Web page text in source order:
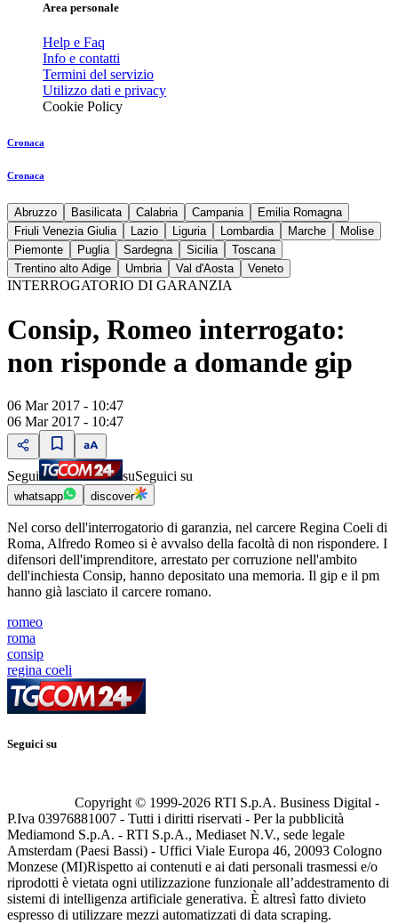
Area personale
Help e Faq
Info e contatti
Termini del servizio
Utilizzo dati e privacy
Cookie Policy
Cronaca
Cronaca
Abruzzo Basilicata Calabria Campania
Emilia Romagna
Friuli Venezia Giulia
Lazio Liguria Lombardia Marche
Molise
Piemonte
Puglia Sardegna Sicilia
Toscana
Trentino alto Adige
Umbria Val d'Aosta Veneto
INTERROGATORIO DI GARANZIA
Consip, Romeo interrogato:
non risponde a domande gip
06 Mar 2017 - 10:47
06 Mar 2017 - 10:47
Segui suSeguici su
whatsapp discover
Nel corso dell'interrogatorio di garanzia, nel carcere Regina Coeli di
Roma, Alfredo Romeo si è avvalso della facoltà di non rispondere. I
difensori dell'imprenditore, arrestato per corruzione nell'ambito
dell'inchiesta Consip, hanno depositato una memoria. Il gip e il pm
hanno già lasciato il carcere romano.
romeo
roma
consip
regina coeli
Seguici su
Copyright © 1999-2026 RTI S.p.A. Business Digital -
P.Iva 03976881007 - Tutti i diritti riservati - Per la pubblicità
Mediamond S.p.A. - RTI S.p.A., Mediaset N.V., sede legale
Amsterdam (Paesi Bassi) - Uffici Viale Europa 46, 20093 Cologno
Monzese (MI)Rispetto ai contenuti e ai dati personali trasmessi e/o
riprodotti è vietata ogni utilizzazione funzionale all’addestramento di
sistemi di intelligenza artificiale generativa. È altresì fatto divieto
espresso di utilizzare mezzi automatizzati di data scraping.